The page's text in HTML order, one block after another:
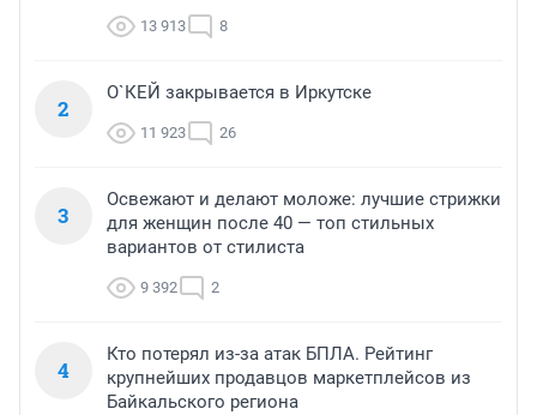
13 913 8
2
О`КЕЙ закрывается в Иркутске
11 923 26
3
Освежают и делают моложе: лучшие стрижки
для женщин после 40 — топ стильных
вариантов от стилиста
9 392 2
4
Кто потерял из-за атак БПЛА. Рейтинг
крупнейших продавцов маркетплейсов из
Байкальского региона